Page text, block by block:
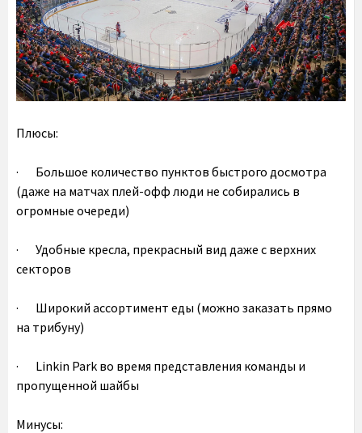
Плюсы:
· Большое количество пунктов быстрого досмотра
(даже на матчах плей-офф люди не собирались в
огромные очереди)
· Удобные кресла, прекрасный вид даже с верхних
секторов
· Широкий ассортимент еды (можно заказать прямо
на трибуну)
· Linkin Park во время представления команды и
пропущенной шайбы
Минусы: